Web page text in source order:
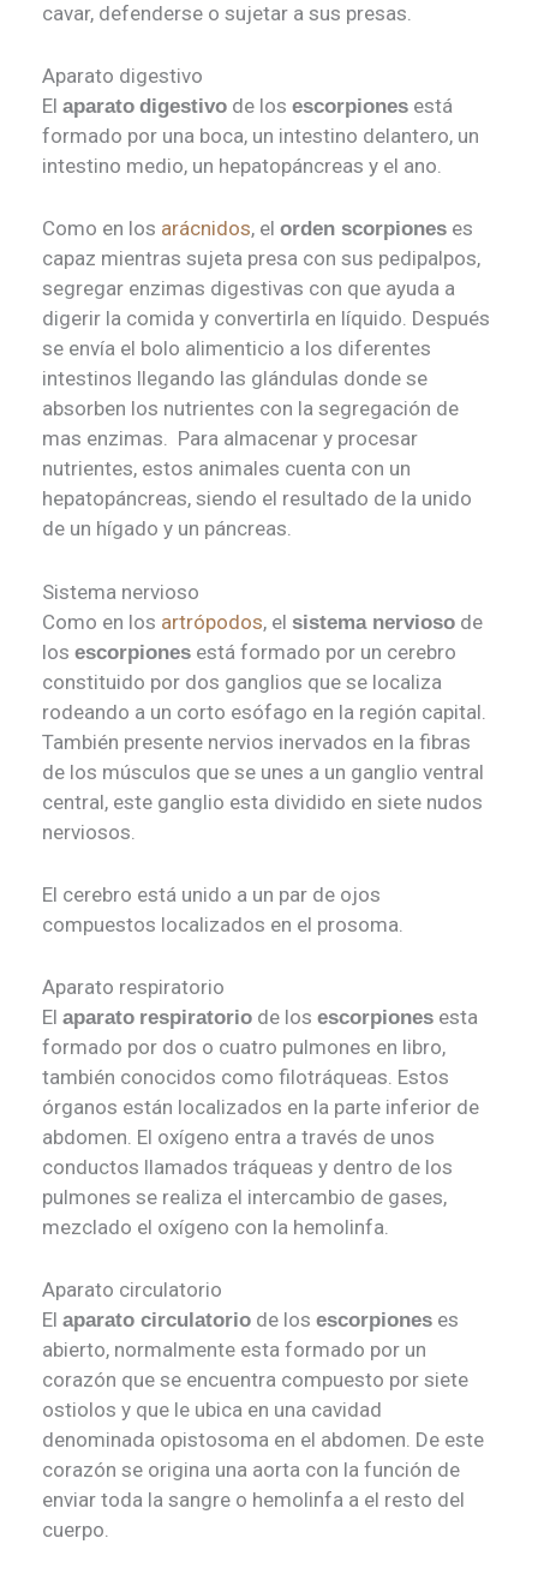
cavar, defenderse o sujetar a sus presas.
Aparato digestivo
El aparato digestivo de los escorpiones está
formado por una boca, un intestino delantero, un
intestino medio, un hepatopáncreas y el ano.
Como en los arácnidos, el orden scorpiones es
capaz mientras sujeta presa con sus pedipalpos,
segregar enzimas digestivas con que ayuda a
digerir la comida y convertirla en líquido. Después
se envía el bolo alimenticio a los diferentes
intestinos llegando las glándulas donde se
absorben los nutrientes con la segregación de
mas enzimas. Para almacenar y procesar
nutrientes, estos animales cuenta con un
hepatopáncreas, siendo el resultado de la unido
de un hígado y un páncreas.
Sistema nervioso
Como en los artrópodos, el sistema nervioso de
los escorpiones está formado por un cerebro
constituido por dos ganglios que se localiza
rodeando a un corto esófago en la región capital.
También presente nervios inervados en la fibras
de los músculos que se unes a un ganglio ventral
central, este ganglio esta dividido en siete nudos
nerviosos.
El cerebro está unido a un par de ojos
compuestos localizados en el prosoma.
Aparato respiratorio
El aparato respiratorio de los escorpiones esta
formado por dos o cuatro pulmones en libro,
también conocidos como filotráqueas. Estos
órganos están localizados en la parte inferior de
abdomen. El oxígeno entra a través de unos
conductos llamados tráqueas y dentro de los
pulmones se realiza el intercambio de gases,
mezclado el oxígeno con la hemolinfa.
Aparato circulatorio
El aparato circulatorio de los escorpiones es
abierto, normalmente esta formado por un
corazón que se encuentra compuesto por siete
ostiolos y que le ubica en una cavidad
denominada opistosoma en el abdomen. De este
corazón se origina una aorta con la función de
enviar toda la sangre o hemolinfa a el resto del
cuerpo.